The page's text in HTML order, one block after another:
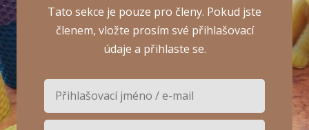
Tato sekce je pouze pro členy. Pokud jste
členem, vložte prosím své přihlašovací
údaje a přihlaste se.